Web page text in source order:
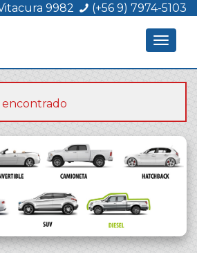
9982 (+56 9) 7974-5103
Toggle